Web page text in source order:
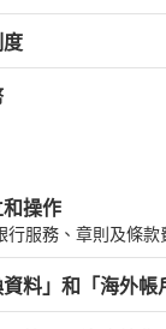
度
操作
行服務、章則及條款
資料」和「海外帳